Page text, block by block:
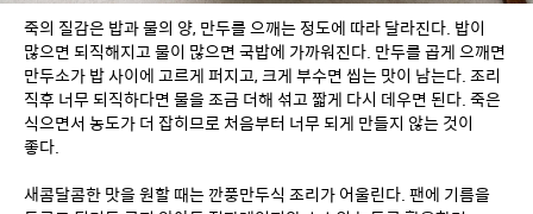
죽의 질감은 밥과 물의 양, 만두를 으깨는 정도에 따라 달라진다. 밥이
많으면 되직해지고 물이 많으면 국밥에 가까워진다. 만두를 곱게 으깨면
만두소가 밥 사이에 고르게 퍼지고, 크게 부수면 씹는 맛이 남는다. 조리
직후 너무 되직하다면 물을 조금 더해 섞고 짧게 다시 데우면 된다. 죽은
식으면서 농도가 더 잡히므로 처음부터 너무 되게 만들지 않는 것이
좋다.
새콤달콤한 맛을 원할 때는 깐풍만두식 조리가 어울린다. 팬에 기름을